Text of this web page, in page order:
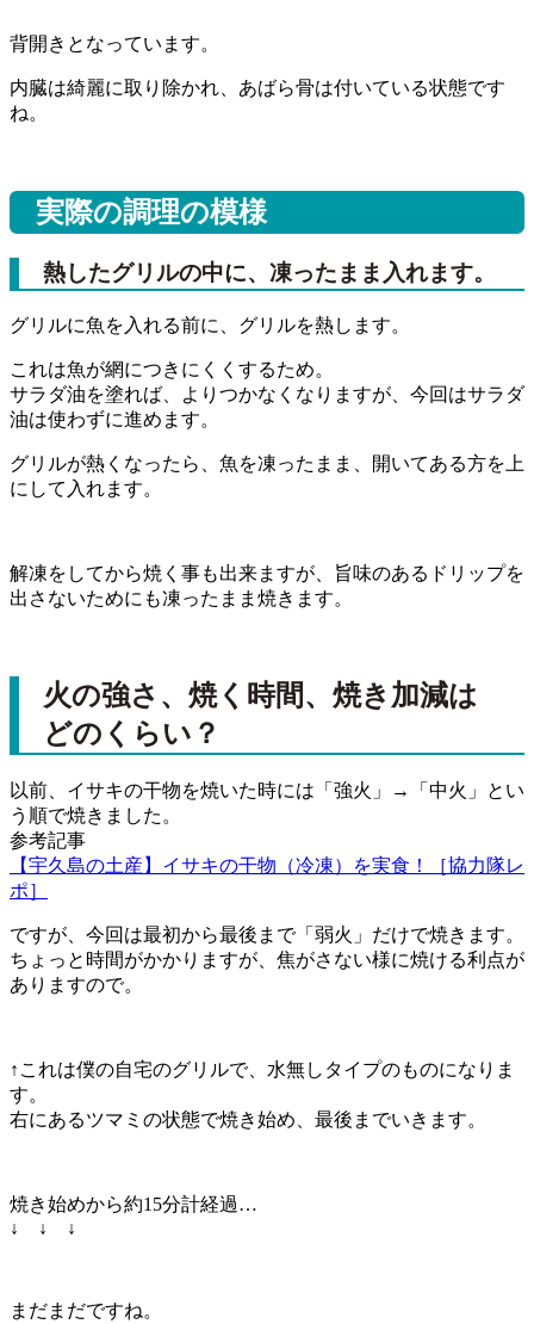
背開きとなっています。
内臓は綺麗に取り除かれ、あばら骨は付いている状態です
ね。
実際の調理の模様
熱したグリルの中に、凍ったまま入れます。
グリルに魚を入れる前に、グリルを熱します。
これは魚が網につきにくくするため。
サラダ油を塗れば、よりつかなくなりますが、今回はサラダ
油は使わずに進めます。
グリルが熱くなったら、魚を凍ったまま、開いてある方を上
にして入れます。
解凍をしてから焼く事も出来ますが、旨味のあるドリップを
出さないためにも凍ったまま焼きます。
火の強さ、焼く時間、焼き加減は
どのくらい？
以前、イサキの干物を焼いた時には「強火」→「中火」とい
う順で焼きました。
参考記事
【宇久島の土産】イサキの干物（冷凍）を実食！［協力隊レ
ポ］
ですが、今回は最初から最後まで「弱火」だけで焼きます。
ちょっと時間がかかりますが、焦がさない様に焼ける利点が
ありますので。
↑これは僕の自宅のグリルで、水無しタイプのものになりま
す。
右にあるツマミの状態で焼き始め、最後までいきます。
焼き始めから約15分計経過…
↓ ↓ ↓
まだまだですね。